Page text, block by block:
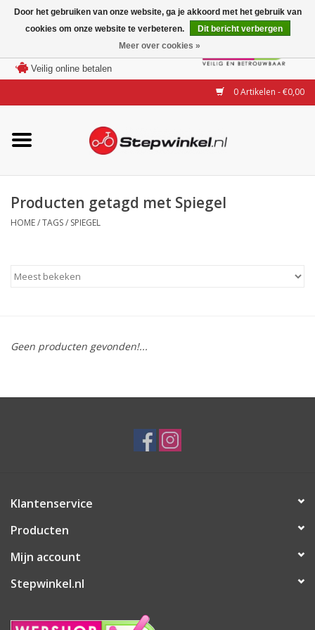
Veilig online betalen
0 Artikelen - €0,00
Merken
Modellen
Accessoires
Steps huren of uitproberen
Producten getagd met Spiegel
HOME/TAGS/ SPIEGEL
Geen producten gevonden!...
Klantenservice
Producten
Mijn account
Stepwinkel.nl
Door het gebruiken van onze website, ga je akkoord met het gebruik van
cookies om onze website te verbeteren.
Dit bericht verbergen
Meer over cookies »